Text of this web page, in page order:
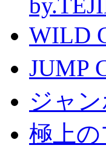
WILD
JUMP
ジャ
極上